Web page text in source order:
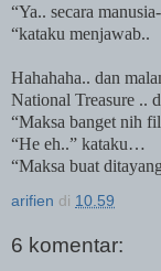
“Ya.. secara
“kataku menjawab..
Hahahaha.. dan
National Treasure ..
“Maksa banget nih
“He eh..” kataku…
“Maksa buat
arifien di 10.59
6 komentar: